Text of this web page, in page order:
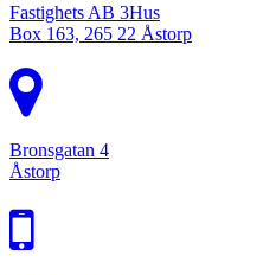
Fastighets AB 3Hus
Box 163, 265 22 Åstorp
Bronsgatan 4
Åstorp